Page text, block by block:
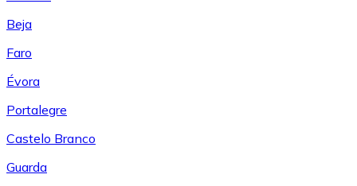
Beja
Faro
Évora
Portalegre
Castelo Branco
Guarda